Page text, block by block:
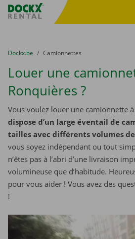
sitename
You are here:
du
Dockx.be to
Camionnettes
Louer une
Ronquières ?
Vous voulez louer une camionnette
dispose d’un large éventail de
tailles avec différents volumes
vous soyez indépendant ou tout
n’êtes pas à l’abri d’une livraison
volumineuse que d’habitude.
pour vous aider ! Vous avez des
!